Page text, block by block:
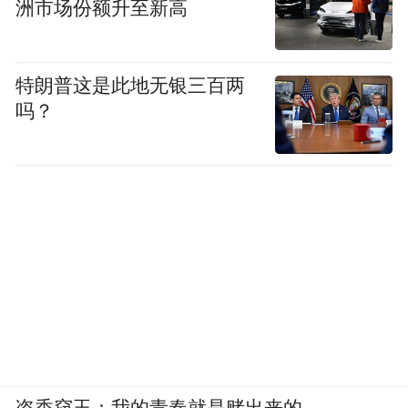
洲市场份额升至新高
特朗普这是此地无银三百两
吗？